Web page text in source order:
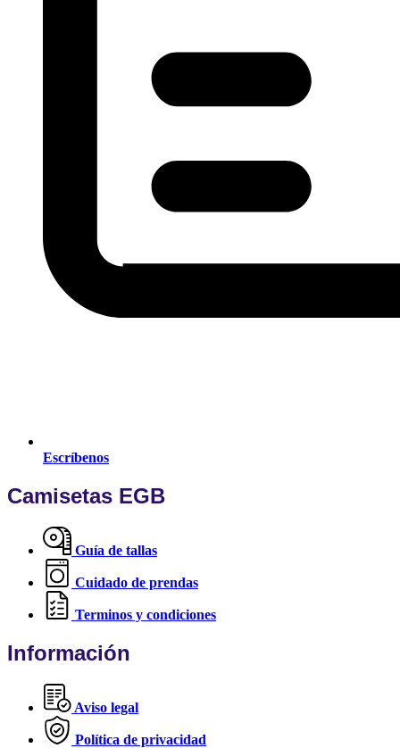
Escríbenos
Camisetas EGB
Guía de tallas
Cuidado de prendas
Terminos y condiciones
Información
Aviso legal
Política de privacidad